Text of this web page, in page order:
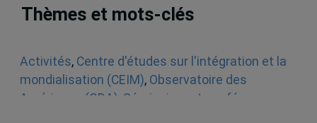
Thèmes et mots-clés
Activités, Centre d'études sur l'intégration et la
mondialisation (CEIM), Observatoire des
Amériques (ODA) Séminaires et conférences